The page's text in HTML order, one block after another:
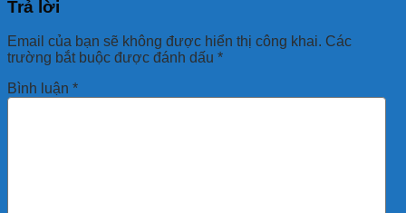
Trả lời
Email của bạn sẽ không được hiển thị công khai. Các
trường bắt buộc được đánh dấu *
Bình luận *